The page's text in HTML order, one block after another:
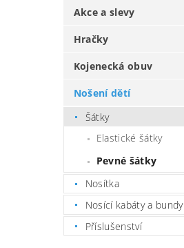
Akce a slevy
Hračky
Kojenecká obuv
Nošení dětí
Šátky
Elastické šátky
Pevné šátky
Nosítka
Nosící kabáty a bundy
Příslušenství